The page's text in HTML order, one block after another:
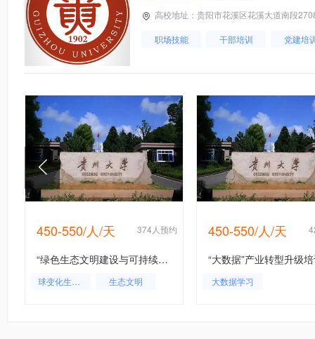
高校地址：贵阳市花溪区花溪大道南段
职场技能 干部培训 党建培
450-550/人/天 374人预约
“绿色生态文明建设与可持续发展”培训专题课程方案-贵州大学
球变化生态学研究
生态文明
450-550/人/天
大数据学习